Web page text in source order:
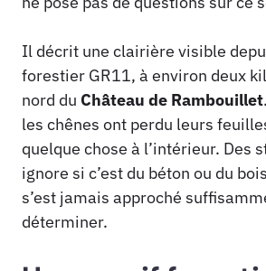
Il décrit une clairière visible
forestier GR11, à environ deux
nord du Château de Rambouillet
les chênes ont perdu leurs
quelque chose à l’intérieur. Des
ignore si c’est du béton ou du
s’est jamais approché
déterminer.